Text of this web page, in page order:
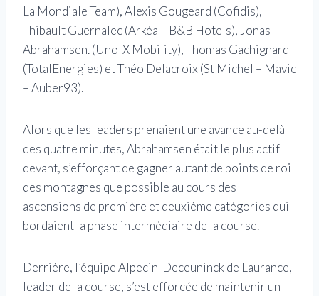
La Mondiale Team), Alexis Gougeard (Cofidis),
Thibault Guernalec (Arkéa – B&B Hotels), Jonas
Abrahamsen. (Uno-X Mobility), Thomas Gachignard
(TotalEnergies) et Théo Delacroix (St Michel – Mavic
– Auber93).
Alors que les leaders prenaient une avance au-delà
des quatre minutes, Abrahamsen était le plus actif
devant, s’efforçant de gagner autant de points de roi
des montagnes que possible au cours des
ascensions de première et deuxième catégories qui
bordaient la phase intermédiaire de la course.
Derrière, l’équipe Alpecin-Deceuninck de Laurance,
leader de la course, s’est efforcée de maintenir un